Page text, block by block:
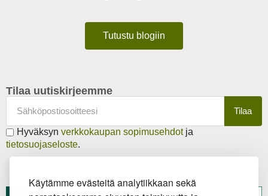
Käytämme evästeitä analytiikkaan sekä
Tutustu blogiin
Tilaa uutiskirjeemme
Tilaa
Hyväksyn verkkokaupan sopimusehdotja
tietosuojaseloste.